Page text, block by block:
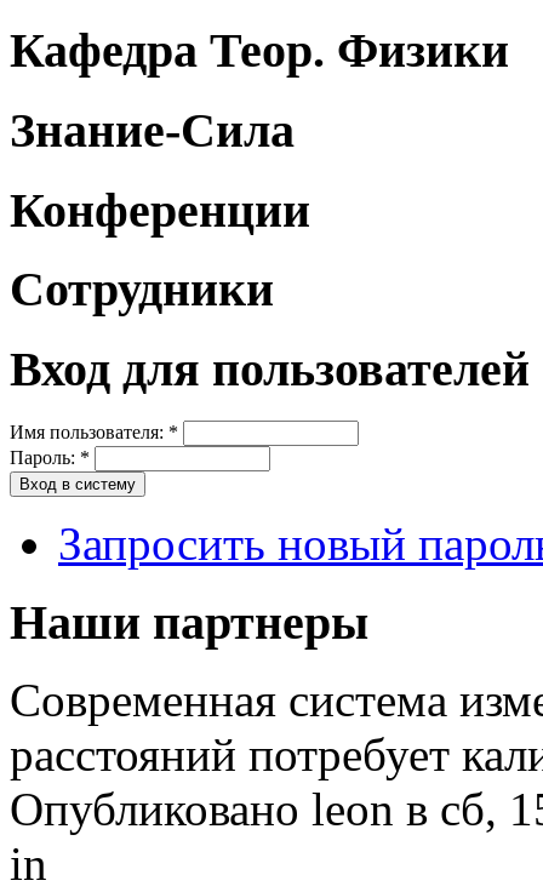
Кафедра Теор. Физики
Знание-Сила
Конференции
Сотрудники
Вход для пользователей
Имя пользователя: *
Пароль: *
Запросить новый
Наши партнеры
Современная система
расстояний потребует
Опубликовано leon в сб,
in